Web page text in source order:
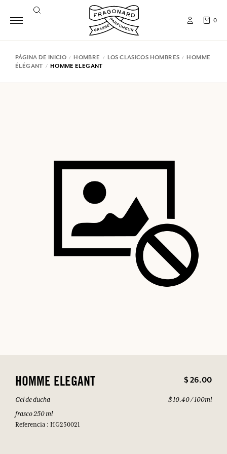
0
PÁGINA DE INICIO HOMBRE LOS CLASICOS HOMBRES
HOMME
ÉLÉGANT
HOMME ELEGANT
HOMME ELEGANT $ 26.00
Gel de ducha
frasco 250 ml
Referencia : HG250021
$ 10.40 / 100ml